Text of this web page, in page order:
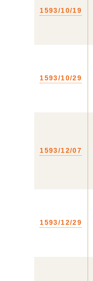
1593/10/19
1593/10/29
1593/12/07
1593/12/29